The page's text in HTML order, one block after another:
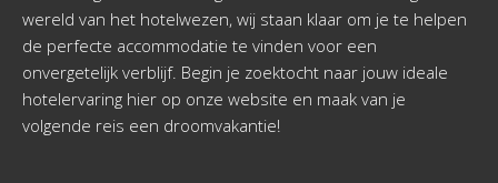
wereld van het hotelwezen, wij staan klaar om je te helpen
de perfecte accommodatie te vinden voor een
onvergetelijk verblijf. Begin je zoektocht naar jouw ideale
hotelervaring hier op onze website en maak van je
volgende reis een droomvakantie!